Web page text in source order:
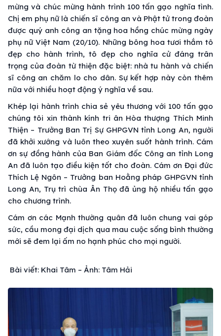
mừng và chúc mừng hành trình 100 tấn gạo nghĩa tình.
Chị em phụ nữ là chiến sĩ công an và Phật tử trong đoàn
được quý anh công an tặng hoa hồng chúc mừng ngày
phụ nữ Việt Nam (20/10). Những bông hoa tươi thắm tô
đẹp cho hành trình, tô đẹp cho nghĩa cử đáng trân
trọng của đoàn từ thiện đặc biệt: nhà tu hành và chiến
sĩ công an chăm lo cho dân. Sự kết hợp này còn thêm
nữa với nhiều hoạt động ý nghĩa về sau.
Khép lại hành trình chia sẻ yêu thương với 100 tấn gạo
chúng tôi xin thành kính tri ân Hòa thượng Thích Minh
Thiện – Trưởng Ban Trị Sự GHPGVN tỉnh Long An, người
đã khởi xướng và luôn theo xuyên suốt hành trình. Cám
ơn sự đồng hành của Ban Giám đốc Công an tỉnh Long
An đã luôn tạo điều kiện tốt cho đoàn. Cám ơn Đại đức
Thích Lệ Ngôn – Trưởng ban Hoằng pháp GHPGVN tỉnh
Long An, Trụ trì chùa Ân Thọ đã ủng hộ nhiều tấn gạo
cho chương trình.
Cám ơn các Mạnh thường quân đã luôn chung vai góp
sức, cầu mong đại dịch qua mau cuộc sống bình thường
mới sẽ đem lại ấm no hạnh phúc cho mọi người.
Bài viết: Khai Tâm – Ảnh: Tâm Hải